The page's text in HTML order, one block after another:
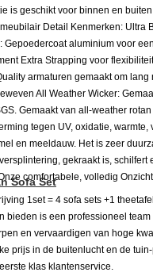
is geschikt voor binnen en
Detail Kenmerken: Ultra
Gepoedercoat aluminium voor
Extra Strapping voor
armaturen gemaakt om lang
All Weather Wicker:
Gemaakt van all-weather
tegen UV, oxidatie, warmte,
en meeldauw. Het is zeer
gekraakt is, schilfert
comfortabele, volledig
Sofa Set
1set = 4 sofa sets +1
bieden is een professioneel team
en vervaardigen van hoge
prijs in de buitenlucht en de
klas klantenservice.